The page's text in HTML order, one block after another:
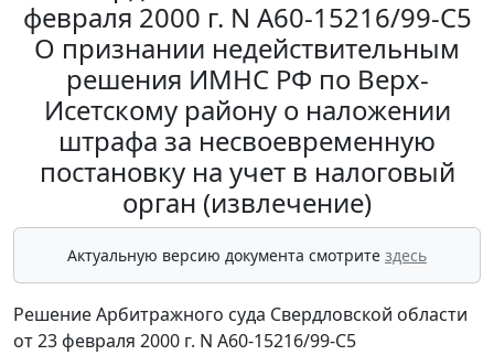
февраля 2000 г. N А60-15216/99-С5
О признании недействительным
решения ИМНС РФ по Верх-
Исетскому району о наложении
штрафа за несвоевременную
постановку на учет в налоговый
орган (извлечение)
Актуальную версию документа смотрите здесь
Решение Арбитражного суда Свердловской области
от 23 февраля 2000 г. N А60-15216/99-С5